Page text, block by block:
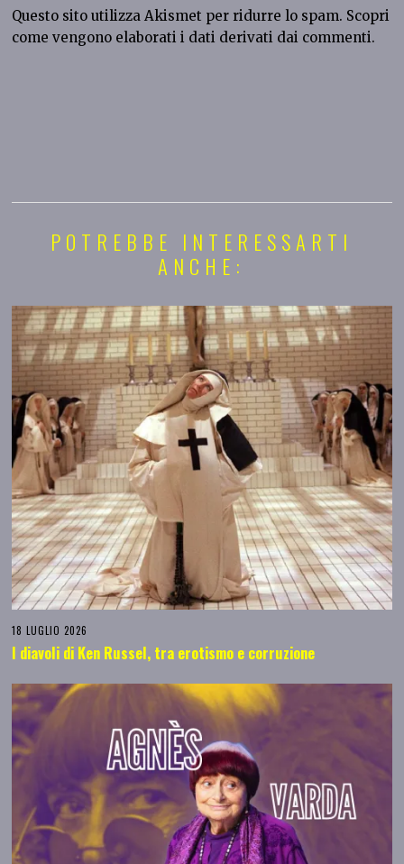
Questo sito utilizza Akismet per ridurre lo spam. Scopri
come vengono elaborati i dati derivati dai commenti.
POTREBBE INTERESSARTI
ANCHE:
18 LUGLIO 2026
I diavoli di Ken Russel, tra erotismo e corruzione